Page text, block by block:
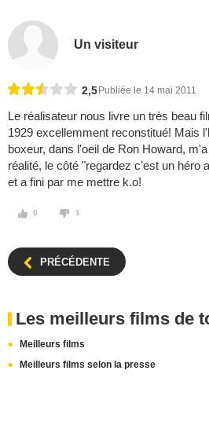
Un visiteur
2,5 Publiée le 14 mai 2011
Le réalisateur nous livre un très beau
1929 excellemment reconstitué! Mais
boxeur, dans l'oeil de Ron Howard,
réalité, le côté "regardez c'est un héro
et a fini par me mettre k.o!
0 1
PRÉCÉDENTE
Les meilleurs films de
Meilleurs films
Meilleurs films selon la presse